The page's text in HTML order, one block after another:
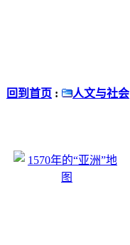
回到首页 : 人文与社会